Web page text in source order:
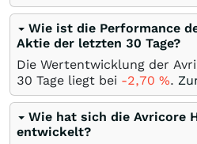
Wie ist die Performance
Aktie der letzten 30 Tage?
Die Wertentwicklung der
30 Tage liegt bei -2,70 %.
Wie hat sich die Avricore
entwickelt?